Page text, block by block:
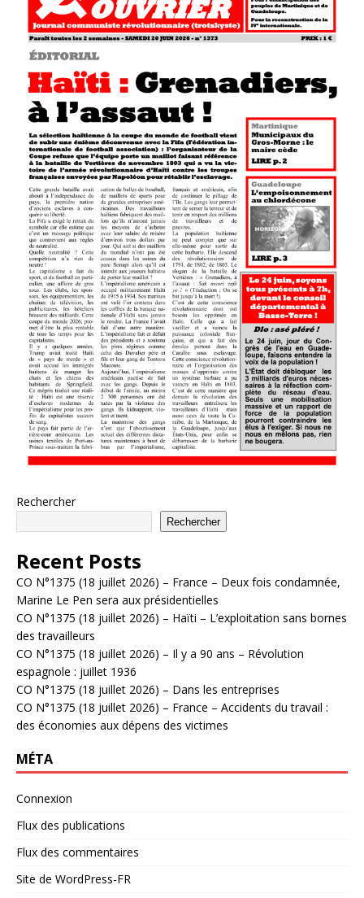
Rechercher
Rechercher
Recent Posts
CO N°1375 (18 juillet 2026) – France – Deux fois condamnée,
Marine Le Pen sera aux présidentielles
CO N°1375 (18 juillet 2026) – Haïti – L’exploitation sans bornes
des travailleurs
CO N°1375 (18 juillet 2026) – Il y a 90 ans – Révolution
espagnole : juillet 1936
CO N°1375 (18 juillet 2026) – Dans les entreprises
CO N°1375 (18 juillet 2026) – France – Accidents du travail :
des économies aux dépens des victimes
MÉTA
Connexion
Flux des publications
Flux des commentaires
Site de WordPress-FR